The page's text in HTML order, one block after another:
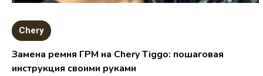
Chery
Замена ремня ГРМ на Chery Tiggo: пошаговая
инструкция своими руками